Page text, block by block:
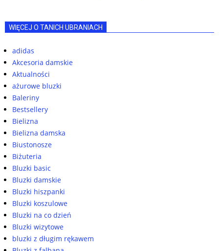
WIĘCEJ O TANICH UBRANIACH
adidas
Akcesoria damskie
Aktualności
ażurowe bluzki
Baleriny
Bestsellery
Bielizna
Bielizna damska
Biustonosze
Biżuteria
Bluzki basic
Bluzki damskie
Bluzki hiszpanki
Bluzki koszulowe
Bluzki na co dzień
Bluzki wizytowe
bluzki z długim rękawem